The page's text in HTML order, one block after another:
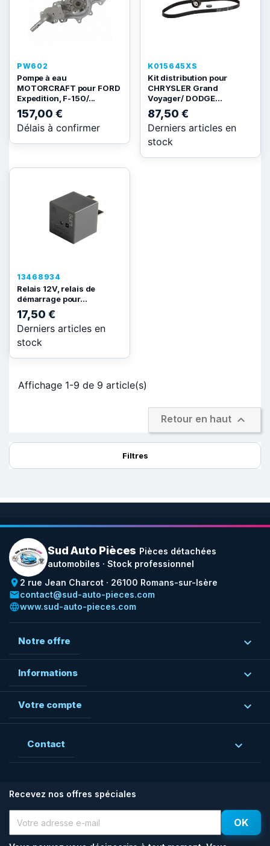
PW602
Pompe à eau
MOTORCRAFT pour FORD
Expedition, F-150/...
157,00 €
Délais à confirmer
K015645XS
Kit distribution pour
CHRYSLER Grand
Voyager/ DODGE...
87,50 €
Derniers articles en
stock
13468934
Relais 12V, relais de
démarrage pour...
17,50 €
Derniers articles en
stock
Affichage 1-9 de 9 article(s)
Retour en haut 
Filtres
Sud Auto Pièces Pièces détachées
automobiles · Stock professionnel
place 2 rue Jean Charcot · 26100 Romans-sur-Isère
emailcontact@sud-auto-pieces.com
languagewww.sud-auto-pieces.com
Notre offre 
Informations 
Votre compte 
Contact 
Recevez nos offres spéciales